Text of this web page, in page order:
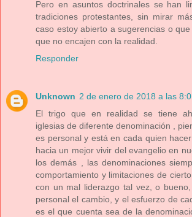
Pero en asuntos doctrinales se han
tradiciones protestantes, sin mirar
caso estoy abierto a sugerencias o
que no encajen con la realidad.
Responder
Unknown 2 de enero de 2018 a las
El trigo que en realidad se tiene
iglesias de diferente denominación ,
es personal y está en cada quien
hacia un mejor vivir del evangelio en
los demás , las denominaciones
comportamiento y limitaciones de
con un mal liderazgo tal vez, o
personal el cambio, y el esfuerzo de
es el que cuenta sea de la